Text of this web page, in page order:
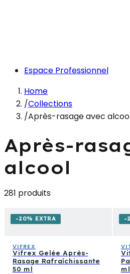
Espace Professionnel
Home
/Collections
/Après-rasage avec
Après-
alcool
281 produits
-20% EXTRA
VIFREX
Vifrex Gelée Après-
Rasage Rafraîchissante
50 ml
-
ml